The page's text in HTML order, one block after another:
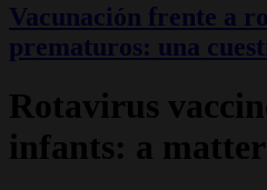
Vacunación frente a
prematuros: una
Rotavirus
infants: a